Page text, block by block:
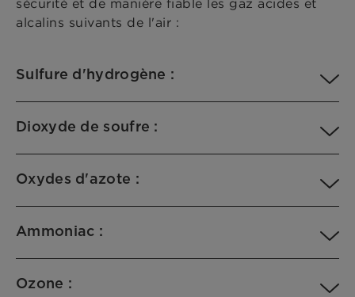
alcalins suivants de l'air :
Sulfure d'hydrogène :
Dioxyde de soufre :
Oxydes d'azote :
Ammoniac :
Ozone :